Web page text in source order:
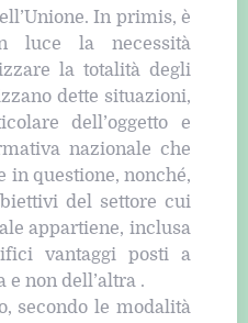
In primis, è
luce la necessità
la totalità degli
dette situazioni,
dell’oggetto e
nazionale che
in questione, nonché,
del settore cui
appartiene, inclusa
vantaggi posti a
e non dell’altra .
secondo le modalità